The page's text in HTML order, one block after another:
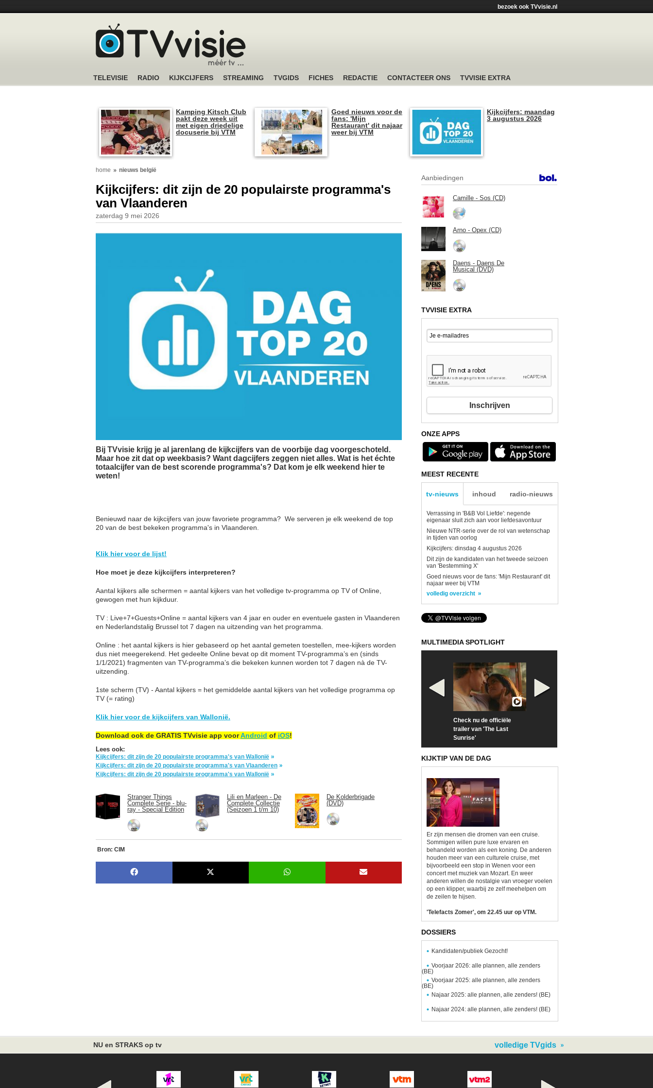
bezoek ook TVvisie.nl
TELEVISIE RADIO KIJKCIJFERS STREAMING TVGIDS FICHES REDACTIE CONTACTEER ONS TVVISIE EXTRA
Kamping Kitsch Club
pakt deze week uit
met eigen driedelige
docuserie bij VTM
Goed nieuws voor de
fans: 'Mijn
Restaurant' dit najaar
weer bij VTM
Kijkcijfers: maandag
3 augustus 2026
home nieuws belgië
Kijkcijfers: dit zijn de 20 populairste programma's
van Vlaanderen
zaterdag 9 mei 2026
Bij TVvisie krijg je al jarenlang de kijkcijfers van de voorbije dag voorgeschoteld.
Maar hoe zit dat op weekbasis? Want dagcijfers zeggen niet alles. Wat is het échte
totaalcijfer van de best scorende programma's? Dat kom je elk weekend hier te
weten!
Benieuwd naar de kijkcijfers van jouw favoriete programma? We serveren je elk weekend de top
20 van de best bekeken programma's in Vlaanderen.
Klik hier voor de lijst!
Hoe moet je deze kijkcijfers interpreteren?
Aantal kijkers alle schermen = aantal kijkers van het volledige tv-programma op TV of Online,
gewogen met hun kijkduur.
TV : Live+7+Guests+Online = aantal kijkers van 4 jaar en ouder en eventuele gasten in Vlaanderen
en Nederlandstalig Brussel tot 7 dagen na uitzending van het programma.
Online : het aantal kijkers is hier gebaseerd op het aantal gemeten toestellen, mee-kijkers worden
dus niet meegerekend. Het gedeelte Online bevat op dit moment TV-programma’s en (sinds
1/1/2021) fragmenten van TV-programma’s die bekeken kunnen worden tot 7 dagen nà de TV-
uitzending.
1ste scherm (TV) - Aantal kijkers = het gemiddelde aantal kijkers van het volledige programma op
TV (= rating)
Klik hier voor de kijkcijfers van Wallonië.
Download ook de GRATIS TVvisie app voorAndroid of iOS!
Lees ook:
Kijkcijfers: dit zijn de 20 populairste programma's van Wallonië
Kijkcijfers: dit zijn de 20 populairste programma's van Vlaanderen
Kijkcijfers: dit zijn de 20 populairste programma's van Wallonië
Stranger Things
Complete Serie - blu-
ray - Special Edition
Lili en Marleen - De
Complete Collectie
(Seizoen 1 t/m 10)
De Kolderbrigade
(DVD)
Bron: CIM
Aanbiedingen
Camille - Sos (CD)
Arno - Opex (CD)
Daens - Daens De
Musical (DVD)
TVVISIE EXTRA
Inschrijven
ONZE APPS
MEEST RECENTE
tv-nieuws inhoud radio-nieuws
Verrassing in 'B&B Vol Liefde': negende
eigenaar sluit zich aan voor liefdesavontuur
Nieuwe NTR-serie over de rol van wetenschap
in tijden van oorlog
Kijkcijfers: dinsdag 4 augustus 2026
Dit zijn de kandidaten van het tweede seizoen
van 'Bestemming X'
Goed nieuws voor de fans: 'Mijn Restaurant' dit
najaar weer bij VTM
volledig overzicht
MULTIMEDIA SPOTLIGHT
Check nu de officiële
trailer van 'The Last
Sunrise'
KIJKTIP VAN DE DAG
Er zijn mensen die dromen van een cruise.
Sommigen willen pure luxe ervaren en
behandeld worden als een koning. De anderen
houden meer van een culturele cruise, met
bijvoorbeeld een stop in Wenen voor een
concert met muziek van Mozart. En weer
anderen willen de nostalgie van vroeger voelen
op een klipper, waarbij ze zelf meehelpen om
de zeilen te hijsen.
'Telefacts Zomer', om 22.45 uur op VTM.
DOSSIERS
Kandidaten/publiek Gezocht!
Voorjaar 2026: alle plannen, alle zenders
(BE)
Voorjaar 2025: alle plannen, alle zenders
(BE)
Najaar 2025: alle plannen, alle zenders! (BE)
Najaar 2024: alle plannen, alle zenders! (BE)
NU en STRAKS op tv volledige TVgids